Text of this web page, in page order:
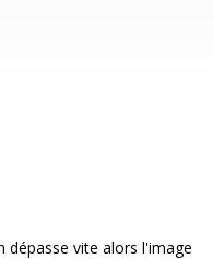
dépasse vite alors l'image